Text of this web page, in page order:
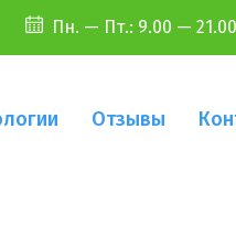
Пн. — Пт.: 9.00 —
Отзывы